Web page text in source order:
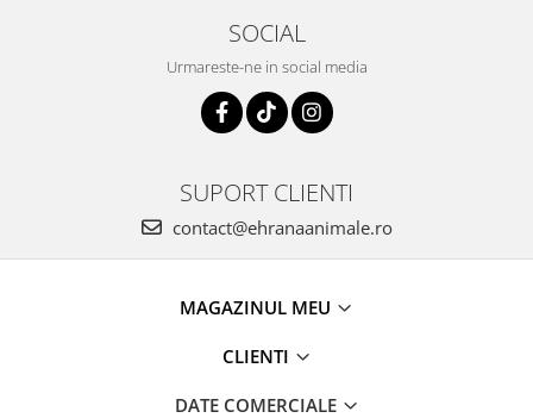
SOCIAL
Urmareste-ne in social media
SUPORT CLIENTI
contact@ehranaanimale.ro
MAGAZINUL MEU
CLIENTI
DATE COMERCIALE